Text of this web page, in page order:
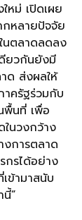
หม่ เปิดเผย
กหลายปัจจัย
นตลาดลดลง
ยวกันยังมี
ด ส่งผลให้
ครัฐร่วมกับ
พื้นที่ เพื่อ
ในวงกว้าง
งการตลาด
กรได้อย่าง
ข้ามาสนับ
”